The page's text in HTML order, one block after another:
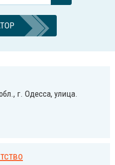
г. Одесса, улица.